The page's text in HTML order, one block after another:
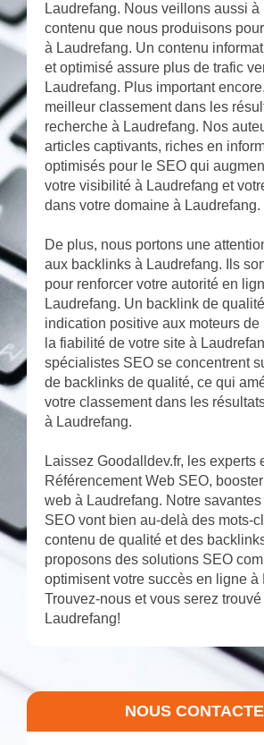
Laudrefang. Nous veillons aussi à
contenu que nous produisons
à Laudrefang. Un contenu
et optimisé assure plus de trafic
Laudrefang. Plus important
meilleur classement dans les
recherche à Laudrefang. Nos
articles captivants, riches en
optimisés pour le SEO qui
votre visibilité à Laudrefang et
dans votre domaine à Laudrefang.
De plus, nous portons une
aux backlinks à Laudrefang. Ils
pour renforcer votre autorité en
Laudrefang. Un backlink de
indication positive aux moteurs de
la fiabilité de votre site à
spécialistes SEO se concentrent
de backlinks de qualité, ce qui
votre classement dans les
à Laudrefang.
Laissez Goodalldev.fr, les experts
Référencement Web SEO,
web à Laudrefang. Notre
SEO vont bien au-delà des mots-
contenu de qualité et des
proposons des solutions SEO
optimisent votre succès en ligne à
Trouvez-nous et vous serez
Laudrefang!
NOUS